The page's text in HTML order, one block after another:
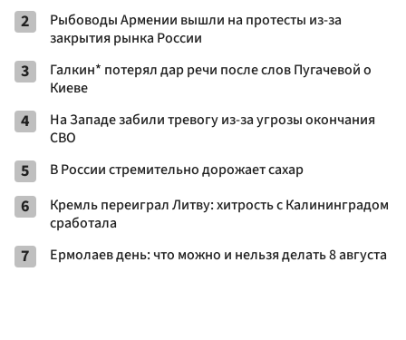
2
Рыбоводы Армении вышли на протесты из-за
закрытия рынка России
3
Галкин* потерял дар речи после слов Пугачевой о
Киеве
4
На Западе забили тревогу из-за угрозы окончания
СВО
5 В России стремительно дорожает сахар
6
Кремль переиграл Литву: хитрость с Калининградом
сработала
7 Ермолаев день: что можно и нельзя делать 8 августа